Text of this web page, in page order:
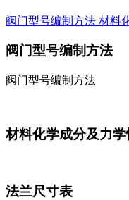
阀门型号编制方法 材料
阀门型号编制方法
阀门型号编制方法
材料化学成分及力
法兰尺寸表